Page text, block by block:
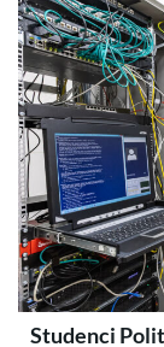
Studenci